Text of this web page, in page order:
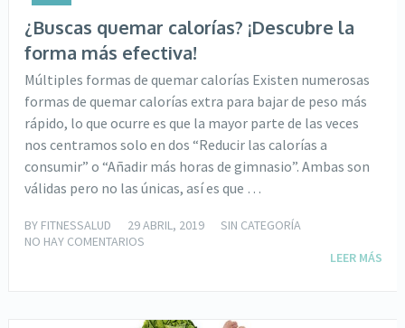
¿Buscas quemar calorías? ¡Descubre la
forma más efectiva!
Múltiples formas de quemar calorías Existen numerosas
formas de quemar calorías extra para bajar de peso más
rápido, lo que ocurre es que la mayor parte de las veces
nos centramos solo en dos “Reducir las calorías a
consumir” o “Añadir más horas de gimnasio”. Ambas son
válidas pero no las únicas, así es que …
BY FITNESSALUD 29 ABRIL, 2019
SIN CATEGORÍA
NO HAY COMENTARIOS
LEER MÁS